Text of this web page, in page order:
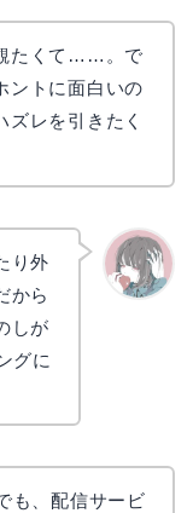
たくて……。で
ントに面白いの
レを引きたく
り外
から
しが
グに
も、配信サービ